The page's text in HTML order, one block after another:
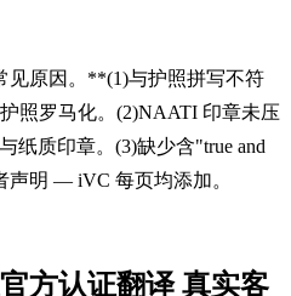
原因。**(1)与护照拼写不符
照罗马化。(2)NAATI 印章未压
质印章。(3)缺少含"true and
声明 — iVC 每页均添加。
方认证翻译 真实客